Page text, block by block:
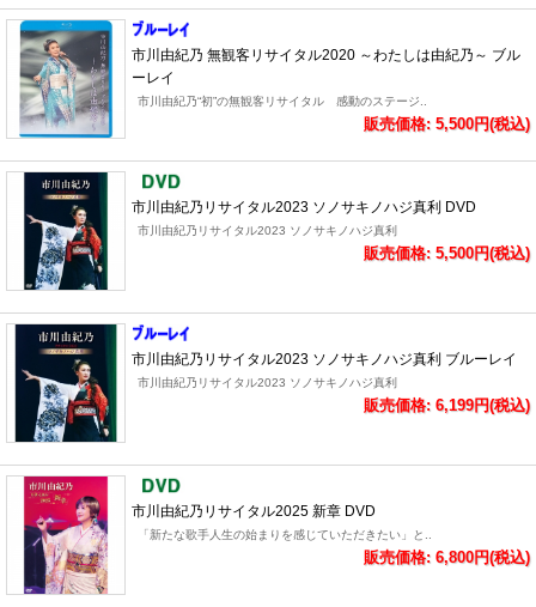
市川由紀乃 無観客リサイタル2020 ～わたしは由紀乃～ ブル
ーレイ
市川由紀乃“初”の無観客リサイタル 感動のステージ..
販売価格: 5,500円(税込)
市川由紀乃リサイタル2023 ソノサキノハジ真利 DVD
市川由紀乃リサイタル2023 ソノサキノハジ真利
販売価格: 5,500円(税込)
市川由紀乃リサイタル2023 ソノサキノハジ真利 ブルーレイ
市川由紀乃リサイタル2023 ソノサキノハジ真利
販売価格: 6,199円(税込)
市川由紀乃リサイタル2025 新章 DVD
「新たな歌手人生の始まりを感じていただきたい」と..
販売価格: 6,800円(税込)